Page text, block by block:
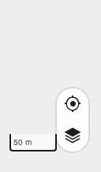
50 m